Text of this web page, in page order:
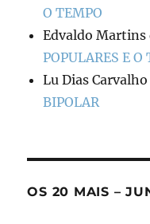
O TEMPO
Edvaldo Martins
POPULARES E O
Lu Dias Carvalho
BIPOLAR
OS 20 MAIS –